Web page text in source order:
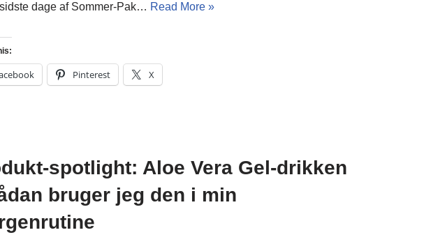
dage af Sommer-Pak… Read More »
Pinterest X
spotlight: Aloe Vera Gel-drikken
bruger jeg den i min